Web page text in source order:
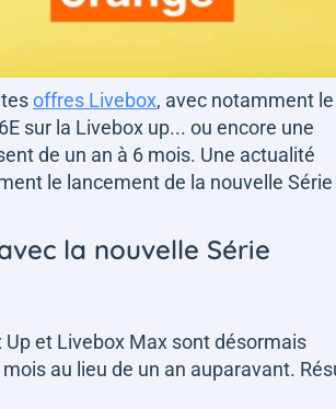
offres Livebox, avec notamment le
sur la Livebox up... ou encore une
de un an à 6 mois. Une actualité
le lancement de la nouvelle Série
la nouvelle Série
et Livebox Max sont désormais
au lieu de un an auparavant.